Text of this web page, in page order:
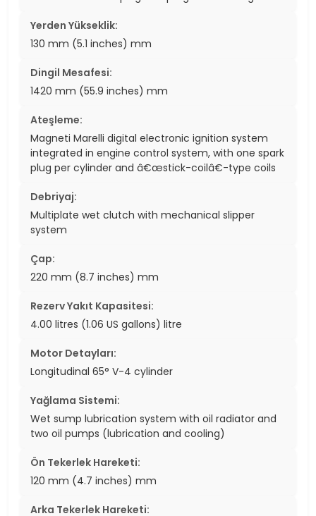
Yerden Yükseklik:
130 mm (5.1 inches) mm
Dingil Mesafesi:
1420 mm (55.9 inches) mm
Ateşleme:
Magneti Marelli digital electronic ignition system
integrated in engine control system, with one spark
plug per cylinder and â€œstick-coilâ€-type coils
Debriyaj:
Multiplate wet clutch with mechanical slipper
system
Çap:
220 mm (8.7 inches) mm
Rezerv Yakıt Kapasitesi:
4.00 litres (1.06 US gallons) litre
Motor Detayları:
Longitudinal 65° V-4 cylinder
Yağlama Sistemi:
Wet sump lubrication system with oil radiator and
two oil pumps (lubrication and cooling)
Ön Tekerlek Hareketi:
120 mm (4.7 inches) mm
Arka Tekerlek Hareketi: